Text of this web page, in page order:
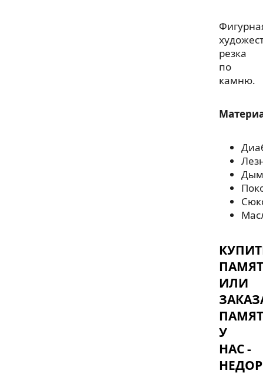
резка
по
камню.
ИЛИ
У
НАС -